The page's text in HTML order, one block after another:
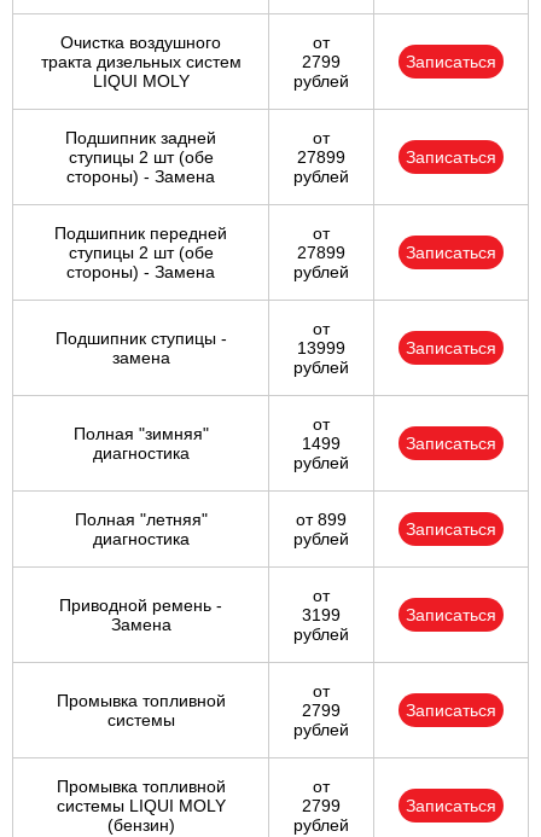
Очистка воздушного
тракта дизельных систем
LIQUI MOLY
от
2799
рублей
Записаться
Подшипник задней
ступицы 2 шт (обе
стороны) - Замена
от
27899
рублей
Записаться
Подшипник передней
ступицы 2 шт (обе
стороны) - Замена
от
27899
рублей
Записаться
Подшипник ступицы -
замена
от
13999
рублей
Записаться
Полная "зимняя"
диагностика
от
1499
рублей
Записаться
Полная "летняя"
диагностика
от 899
рублей
Записаться
Приводной ремень -
Замена
от
3199
рублей
Записаться
Промывка топливной
системы
от
2799
рублей
Записаться
Промывка топливной
системы LIQUI MOLY
(бензин)
от
2799
рублей
Записаться